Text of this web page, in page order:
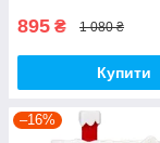
895 ₴ 1 080 ₴
Купити
–16%